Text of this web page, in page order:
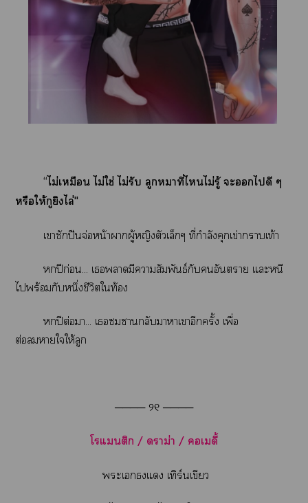
“ไม่เหมือน ไม่ใช่ ไม่รับ ลูกหมาที่ไไม่รู้ ะไดี ๆ
หรือให้กูยิงไล่"
เาชักปืนจ่อหน้าผากผู้หญิงตัวเล็กๆ ที่กำลังคุกเข่าาเท้า
ปีก่อน... เามีาสัมพันธ์กับอันตราย แะหนี
ไพร้อมกับหนึ่งชีวิตใท้อง
ปีต่อมา... เากลับาาเาอีกครั้ง เพื่อ
ต่อาใให้ลูก
──── ୨୧ ────
โแติก / าม่า / เดี้
ะเแ เทิร์นเขียว